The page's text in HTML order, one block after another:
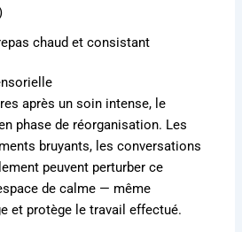
chaud et consistant
après un soin intense, le
phase de réorganisation. Les
bruyants, les conversations
peuvent perturber ce
de calme — même
et protège le travail effectué.